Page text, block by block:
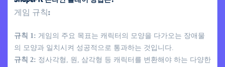
게임 규칙:
규칙 1: 게임의 주요 목표는 캐릭터의 모양을 다가오는 장애물
의 모양과 일치시켜 성공적으로 통과하는 것입니다.
규칙 2: 정사각형, 원, 삼각형 등 캐릭터를 변환해야 하는 다양한